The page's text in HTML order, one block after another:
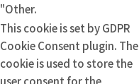
"Other.
This cookie is set by GDPR
Cookie Consent plugin. The
cookie is used to store the